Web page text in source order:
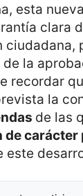
esta
clara
la
recordar
la
de las
de carácter
este